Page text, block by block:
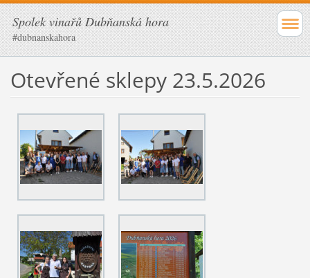
Spolek vinařů Dubňanská hora
#dubnanskahora
Otevřené sklepy 23.5.2026